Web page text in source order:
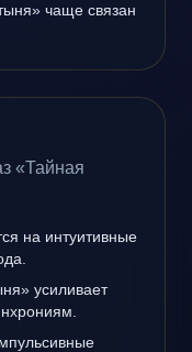
чаще связан
«Тайная
на интуитивные
усиливает